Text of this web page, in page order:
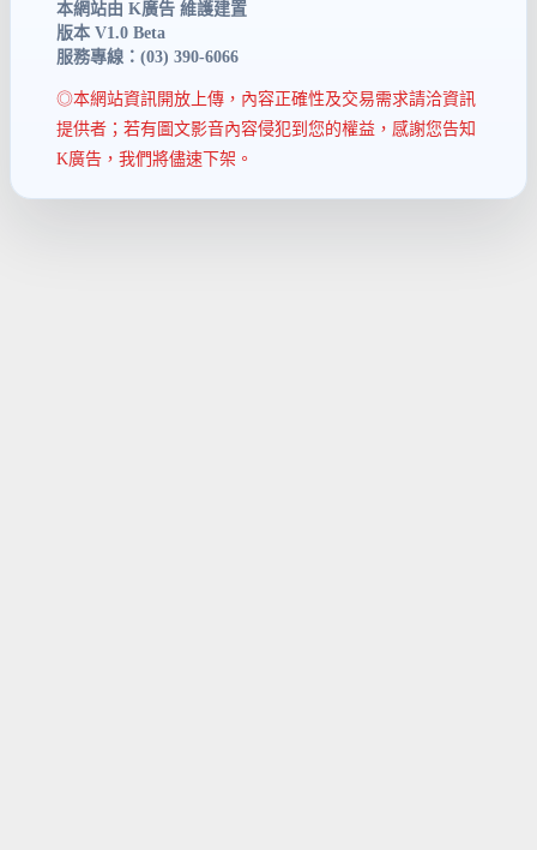
本網站由 K廣告 維護建置
版本 V1.0 Beta
服務專線：(03) 390-6066
◎本網站資訊開放上傳，內容正確性及交易需求請洽資訊
提供者；若有圖文影音內容侵犯到您的權益，感謝您告知
K廣告，我們將儘速下架。